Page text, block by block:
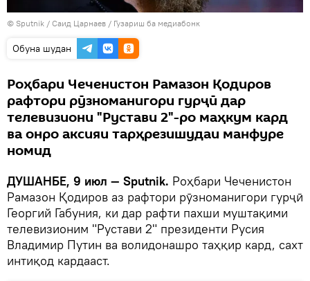
© Sputnik / Саид Царнаев / Гузариш ба медиабонк
Обуна шудан
Роҳбари Чеченистон Рамазон Қодиров
рафтори рӯзноманигори гурҷӣ дар
телевизиони "Рустави 2"-ро маҳкум кард
ва онро аксияи тарҳрезишудаи манфуре
номид
ДУШАНБЕ, 9 июл — Sputnik. Роҳбари Чеченистон
Рамазон Қодиров аз рафтори рӯзноманигори гурҷӣ
Георгий Габуния, ки дар рафти пахши муштақими
телевизионим "Рустави 2" президенти Русия
Владимир Путин ва волидонашро таҳқир кард, сахт
интиқод кардааст.